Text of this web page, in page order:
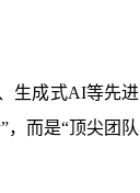
生成式AI等先进
而是“顶尖团队